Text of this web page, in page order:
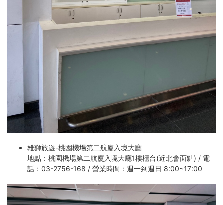
雄獅旅遊-桃園機場第二航廈入境大廳
地點：桃園機場第二航廈入境大廳1樓櫃台(近北會面點) / 電
話：03-2756-168 / 營業時間：週一到週日 8:00~17:00